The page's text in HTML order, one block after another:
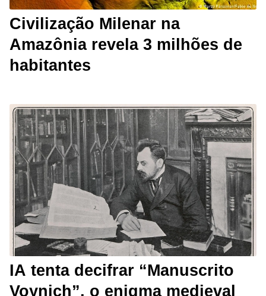
Civilização Milenar na
Amazônia revela 3 milhões de
habitantes
IA tenta decifrar “Manuscrito
Voynich”, o enigma medieval